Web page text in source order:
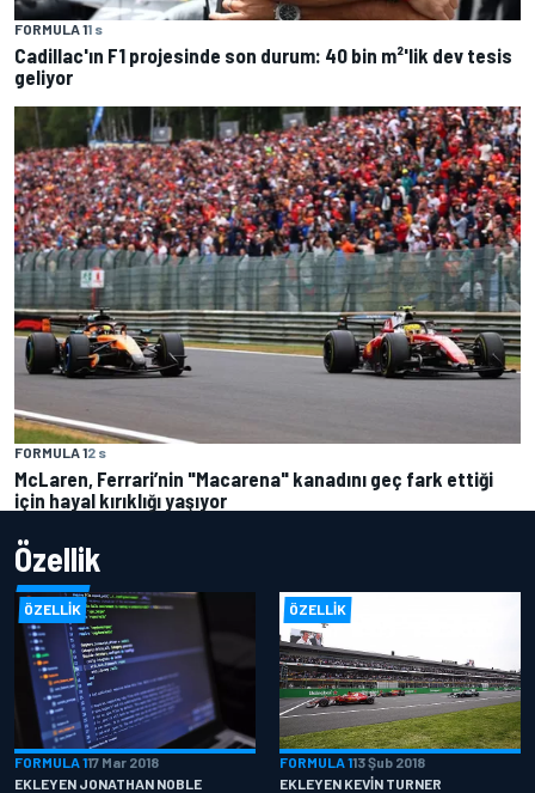
FORMULA 11 s
Cadillac'ın F1 projesinde son durum: 40 bin m²'lik dev tesis
geliyor
FORMULA 12 s
McLaren, Ferrari’nin "Macarena" kanadını geç fark ettiği
için hayal kırıklığı yaşıyor
Özellik
ÖZELLIK
FORMULA 117 Mar 2018
EKLEYEN JONATHAN NOBLE
ÖZELLIK
FORMULA 113 Şub 2018
EKLEYEN KEVIN TURNER